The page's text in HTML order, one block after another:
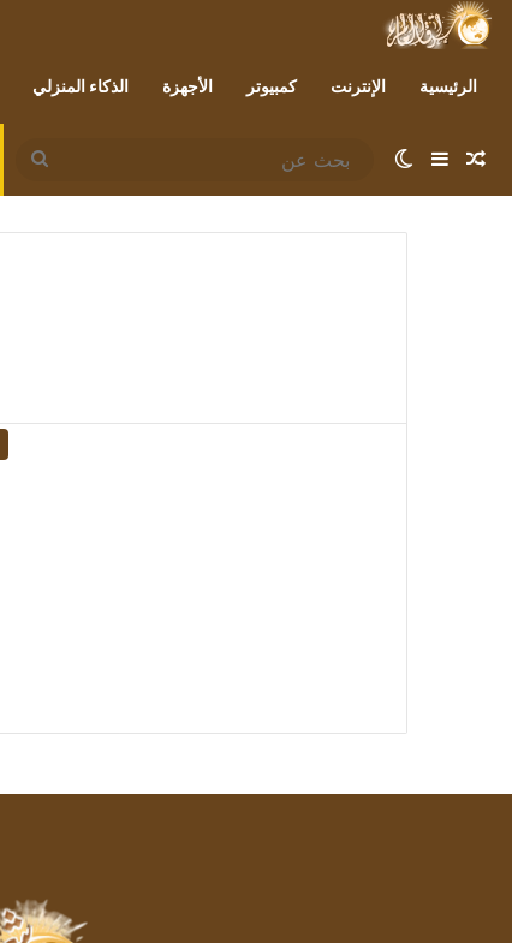
الرئيسية الإنترنت كمبيوتر الأجهزة الذكاء المنزلي
مقال عشوائي
إضافة عمود جانبي
الوضع المظلم
بحث
عن